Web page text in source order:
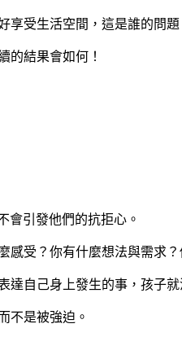
受生活空間，這是誰的問題
的結果會如何！
會引發他們的抗拒心。
受？你有什麼想法與需求
自己身上發生的事，孩子就
不是被強迫。